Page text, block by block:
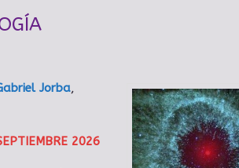
Jorba,
2026